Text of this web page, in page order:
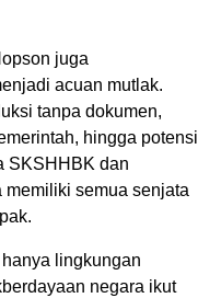
juga
acuan mutlak.
tanpa dokumen,
hingga potensi
SKSHHBK dan
semua senjata
lingkungan
negara ikut